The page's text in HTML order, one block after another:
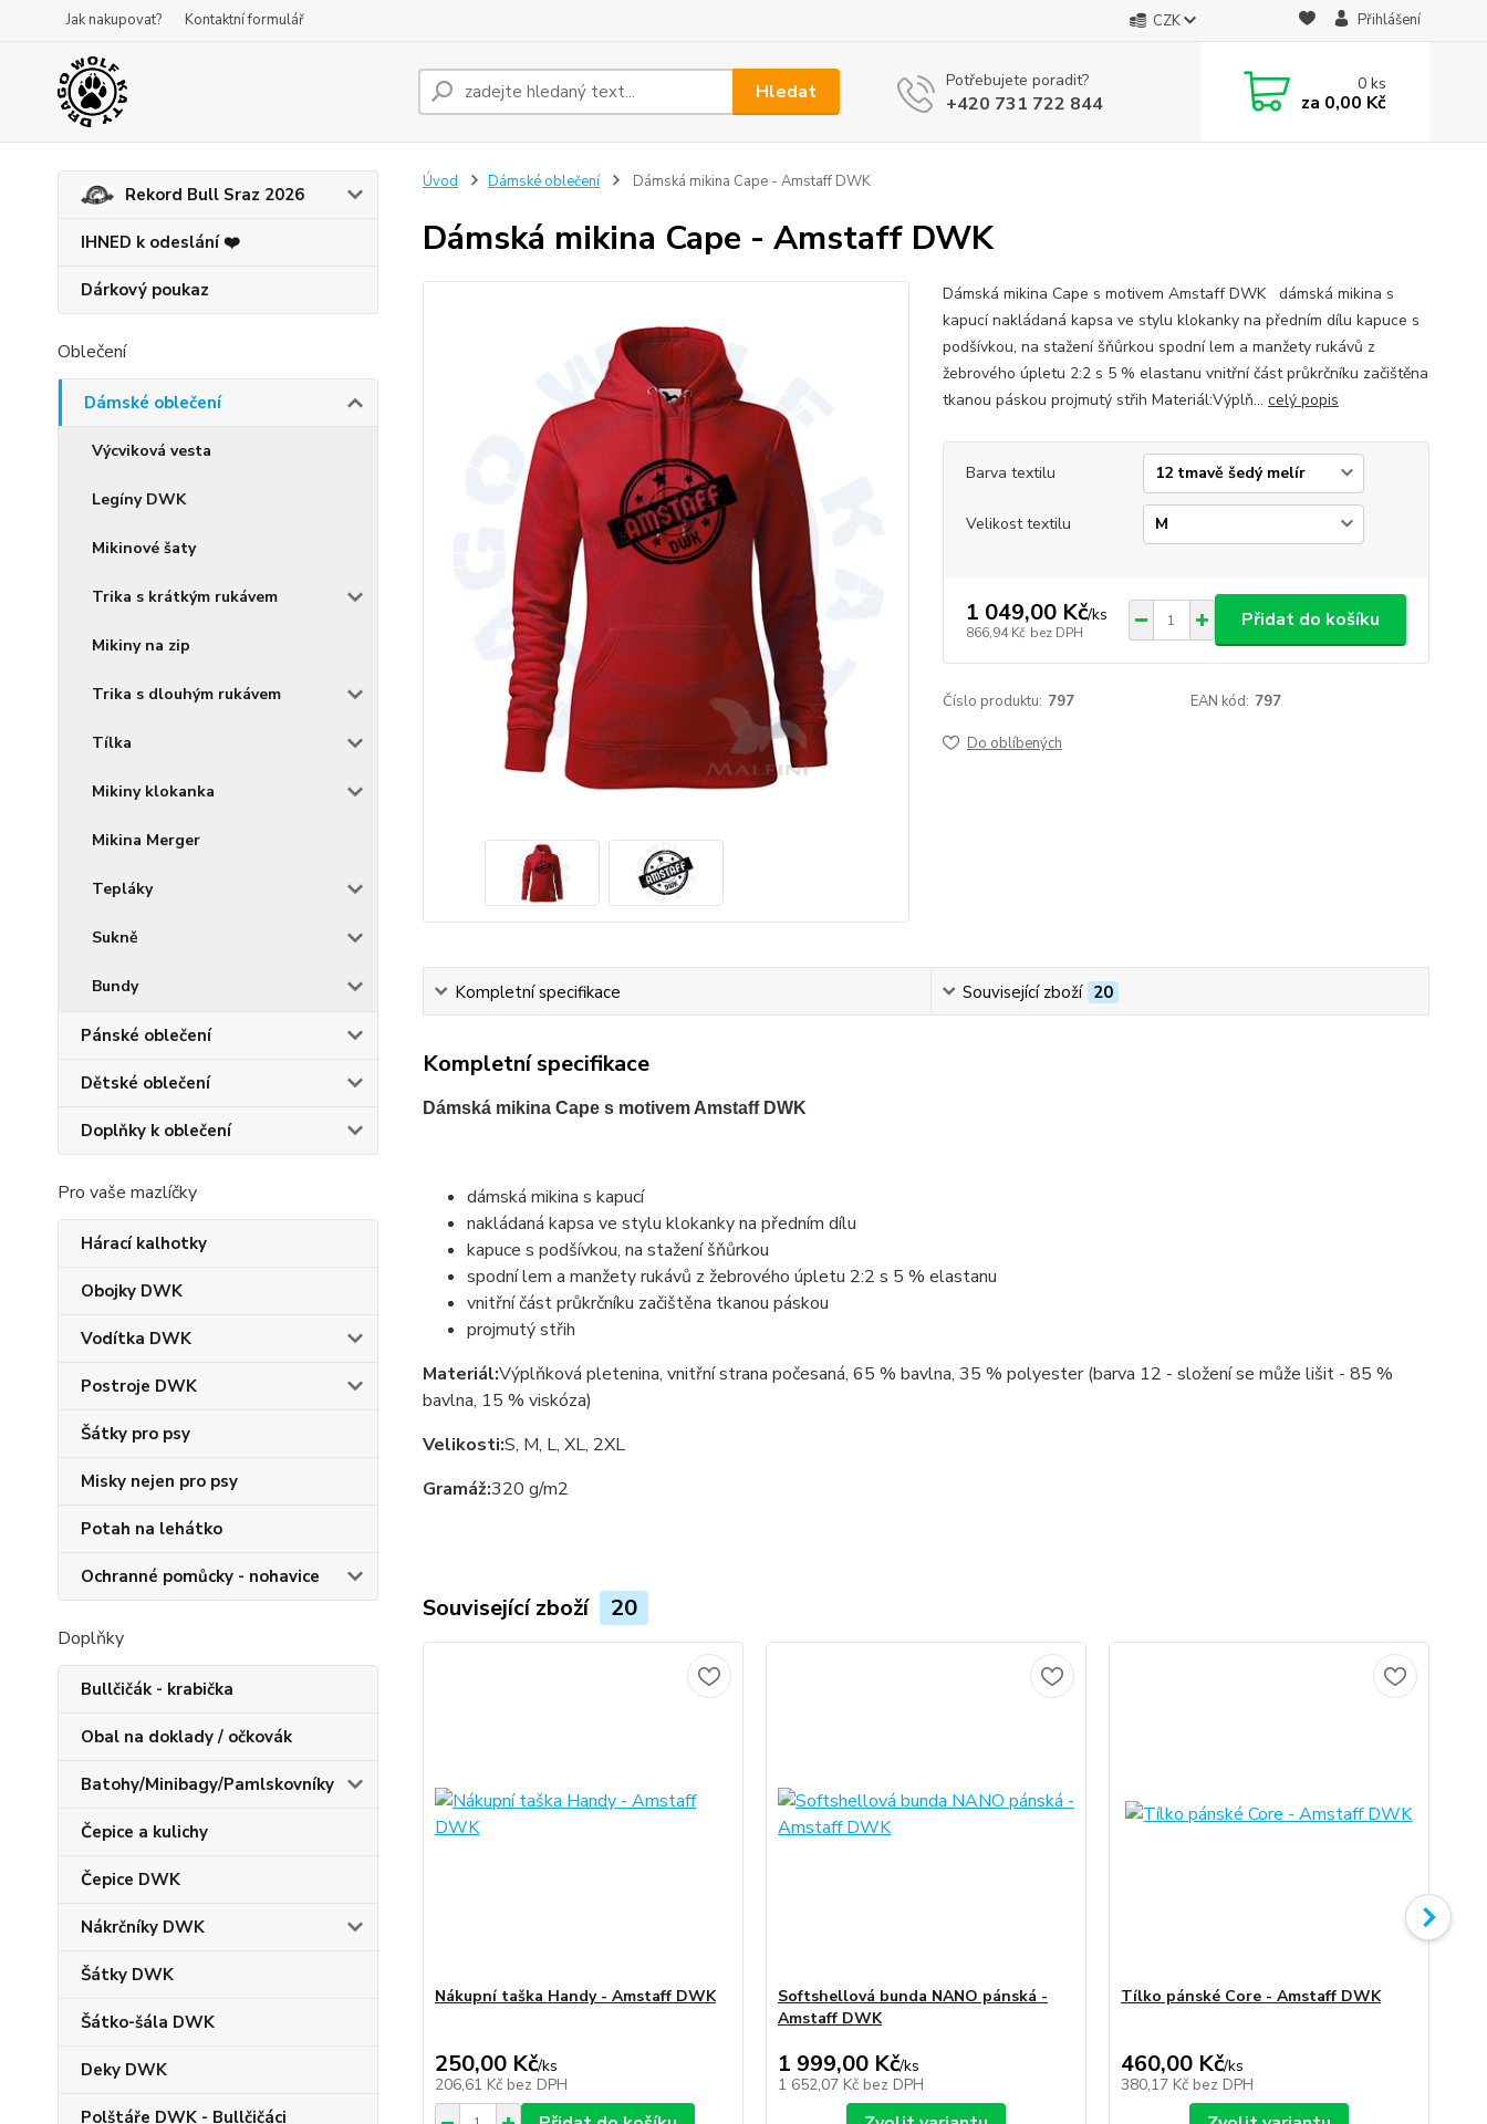
Jak nakupovat? Kontaktní formulář CZK Přihlášení
Hledat Potřebujete poradit?
+420 731 722 844
0ks
za 0,00 Kč
Rekord Bull Sraz 2026
IHNED k odeslání ❤️
Dárkový poukaz
Oblečení
Dámské oblečení
Výcviková vesta
Legíny DWK
Mikinové šaty
Trika s krátkým rukávem
Mikiny na zip
Trika s dlouhým rukávem
Tílka
Mikiny klokanka
Mikina Merger
Tepláky
Sukně
Bundy
Pánské oblečení
Dětské oblečení
Doplňky k oblečení
Pro vaše mazlíčky
Hárací kalhotky
Obojky DWK
Vodítka DWK
Postroje DWK
Šátky pro psy
Misky nejen pro psy
Potah na lehátko
Ochranné pomůcky - nohavice
Doplňky
Bullčičák - krabička
Obal na doklady / očkovák
Batohy/Minibagy/Pamlskovníky
Čepice a kulichy
Čepice DWK
Nákrčníky DWK
Šátky DWK
Šátko-šála DWK
Deky DWK
Polštáře DWK - Bullčičáci
Úvod Dámské oblečení Dámská mikina Cape - Amstaff DWK
Dámská mikina Cape - Amstaff DWK
Dámská mikina Cape s motivem Amstaff DWK dámská mikina s
kapucí nakládaná kapsa ve stylu klokanky na předním dílu kapuce s
podšívkou, na stažení šňůrkou spodní lem a manžety rukávů z
žebrového úpletu 2:2 s 5 % elastanu vnitřní část průkrčníku začištěna
tkanou páskou projmutý střih Materiál:Výplň... celý popis
Barva textilu
Velikost textilu
1 049,00 Kč/ks
866,94 Kč bez DPH
Přidat do košíku
Číslo produktu: 797 EAN kód: 797
Do oblíbených
Kompletní specifikace Související zboží 20
Kompletní specifikace
Dámská mikina Cape s motivem Amstaff DWK
dámská mikina s kapucí
nakládaná kapsa ve stylu klokanky na předním dílu
kapuce s podšívkou, na stažení šňůrkou
spodní lem a manžety rukávů z žebrového úpletu 2:2 s 5 % elastanu
vnitřní část průkrčníku začištěna tkanou páskou
projmutý střih
Materiál:Výplňková pletenina, vnitřní strana počesaná, 65 % bavlna, 35 % polyester (barva 12 - složení se může lišit - 85 %
bavlna, 15 % viskóza)
Velikosti:S, M, L, XL, 2XL
Gramáž:320 g/m2
Související zboží 20
Nákupní taška Handy - Amstaff DWK
250,00 Kč/ks
206,61 Kč bez DPH
Softshellová bunda NANO pánská -
Amstaff DWK
1 999,00 Kč/ks
1 652,07 Kč bez DPH
Tílko pánské Core - Amstaff DWK
460,00 Kč/ks
380,17 Kč bez DPH